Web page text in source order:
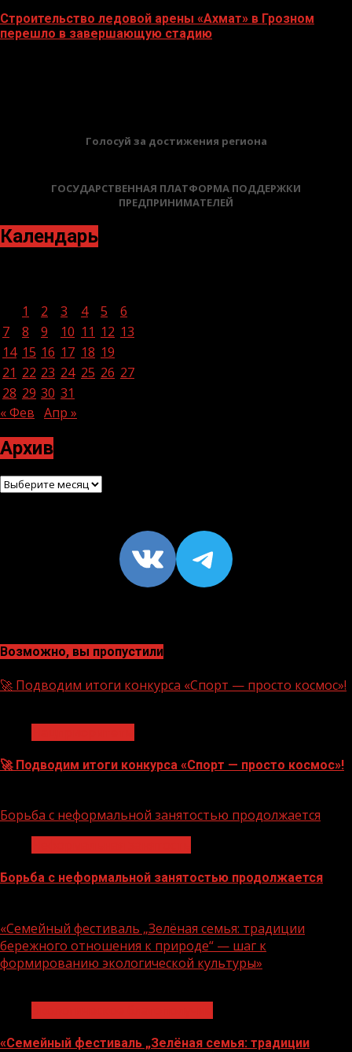
Строительство ледовой арены «Ахмат» в Грозном
перешло в завершающую стадию
Голосуй за достижения региона
ГОСУДАРСТВЕННАЯ ПЛАТФОРМА ПОДДЕРЖКИ
ПРЕДПРИНИМАТЕЛЕЙ
Календарь
1
2 3 4 5
6
7
8 9 10 11 12 13
14 15 16 17 18 19
21 22 23 24 25 26 27
28 29 30 31
« Фев Апр »
Архив
Архив
VK https://
Возможно, вы пропустили
🚀 Подводим итоги конкурса «Спорт — просто космос»!
🚀 Подводим итоги конкурса «Спорт — просто космос»!
Борьба с неформальной занятостью продолжается
Борьба с неформальной занятостью продолжается
«Семейный фестиваль „Зелёная семья: традиции
бережного отношения к природе“ — шаг к
формированию экологической культуры»
«Семейный фестиваль „Зелёная семья: традиции